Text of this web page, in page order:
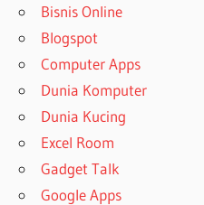
Bisnis Online
Blogspot
Computer Apps
Dunia Komputer
Dunia Kucing
Excel Room
Gadget Talk
Google Apps